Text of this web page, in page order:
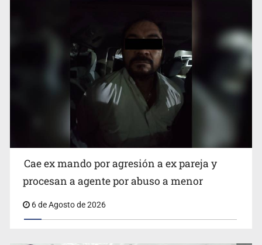
Que el IPEJAL encabece la lista de deudores en Jalisco
es un “foco rojo” de gran magnitud: Economista
Cae ex mando por agresión a ex pareja y
procesan a agente por abuso a menor
6 de Agosto de 2026